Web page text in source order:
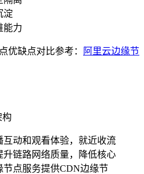
淀
能力
优缺点对比参考：
阿里云边缘节
构
互动和观看体验，就近收流
链路网络质量，降低核心
点服务提供CDN边缘节